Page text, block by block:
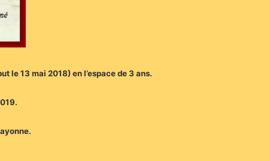
le 13 mai 2018) en l’espace de 3 ans.